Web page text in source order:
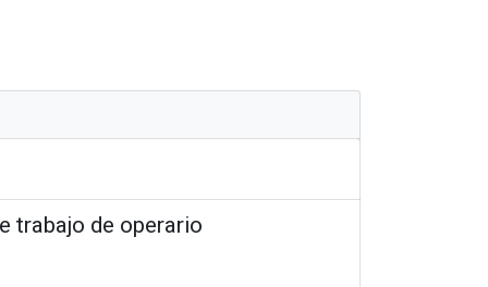
trabajo de operario